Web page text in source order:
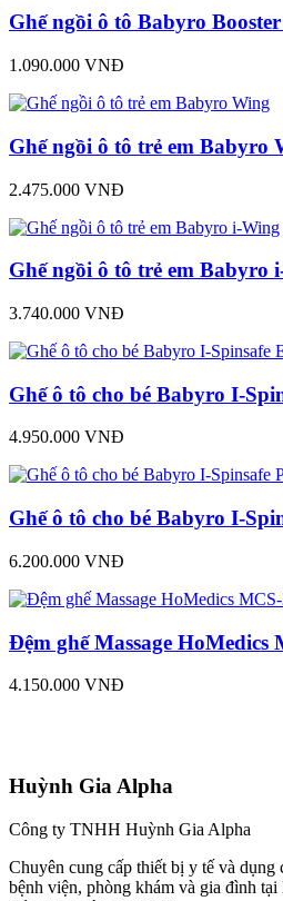
Ghế ngồi ô tô Babyro
1.090.000 VNĐ
Ghế ngồi ô tô trẻ em Babyro
2.475.000 VNĐ
Ghế ngồi ô tô trẻ em Babyro
3.740.000 VNĐ
Ghế ô tô cho bé Babyro I-
4.950.000 VNĐ
Ghế ô tô cho bé Babyro I-
6.200.000 VNĐ
Đệm ghế Massage HoMedics
4.150.000 VNĐ
Huỳnh Gia Alpha
Công ty TNHH Huỳnh Gia Alpha
Chuyên cung cấp thiết bị y tế và dụng
bệnh viện, phòng khám và gia đình